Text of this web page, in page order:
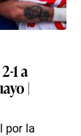
1 a
|
por la